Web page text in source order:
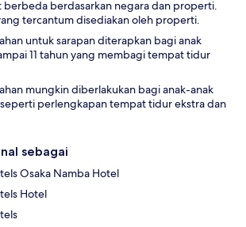
berbeda berdasarkan negara dan properti.
tercantum disediakan oleh properti.
untuk sarapan diterapkan bagi anak
11 tahun yang membagi tempat tidur
mungkin diberlakukan bagi anak-anak
perlengkapan tempat tidur ekstra dan
sebagai
Osaka Namba Hotel
Hotel